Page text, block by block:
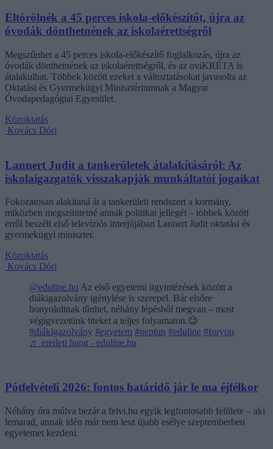
Eltörölnék a 45 perces iskola-előkészítőt, újra az
óvodák dönthetnének az iskolaérettségről
Megszűnhet a 45 perces iskola-előkészítő foglalkozás, újra az
óvodák dönthetnének az iskolaérettségről, és az oviKRÉTA is
átalakulhat. Többek között ezeket a változtatásokat javasolta az
Oktatási és Gyermekügyi Minisztériumnak a Magyar
Óvodapedagógiai Egyesület.
Közoktatás
Kovács Dóri
Lannert Judit a tankerületek átalakításáról: Az
iskolaigazgatók visszakapják munkáltatói jogaikat
Fokozatosan alakítaná át a tankerületi rendszert a kormány,
miközben megszüntetné annak politikai jellegét – többek között
erről beszélt első televíziós interjújában Lannert Judit oktatási és
gyermekügyi miniszter.
Közoktatás
Kovács Dóri
@eduline.hu Az első egyetemi ügyintézések között a
diákigazolvány igénylése is szerepel. Bár elsőre
bonyolultnak tűnhet, néhány lépésből megvan – most
végigvezetünk titeket a teljes folyamaton.😉
#diákigazolvány #egyetem #neptun #eduline #foryou
♬ eredeti hang - eduline.hu
Pótfelvételi 2026: fontos határidő jár le ma éjfélkor
Néhány óra múlva bezár a felvi.hu egyik legfontosabb felülete – aki
lemarad, annak idén már nem lesz újabb esélye szeptemberben
egyetemet kezdeni.